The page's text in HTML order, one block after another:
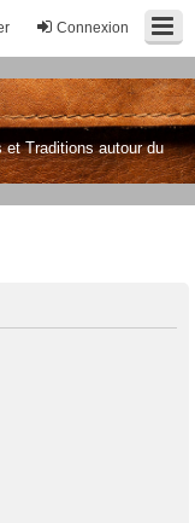
Connexion
et Traditions autour du